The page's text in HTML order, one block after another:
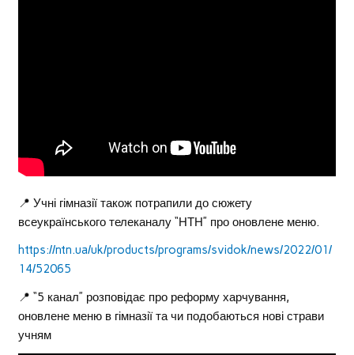
📍 Учні гімназії також потрапили до сюжету
всеукраїнського телеканалу “НТН” про оновлене меню.
https://ntn.ua/uk/products/programs/svidok/news/2022/01/
14/52065
📍 “5 канал” розповідає про реформу харчування,
оновлене меню в гімназії та чи подобаються нові страви
учням